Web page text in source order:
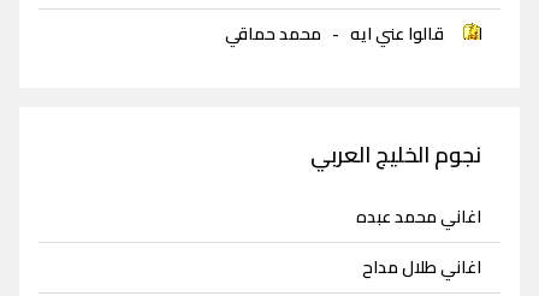
قالوا عني ايه - محمد حماقي
نجوم الخليج العربي
اغاني محمد عبده
اغاني طلال مداح